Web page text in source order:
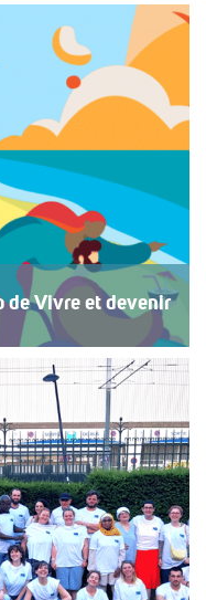
de l’inclusion
le premier jour des
accompagnant des
de handicap
[…]
de Vivre et devenir
Vivre et devenir, Le
se concentre
devenir a lancé un
accessibles